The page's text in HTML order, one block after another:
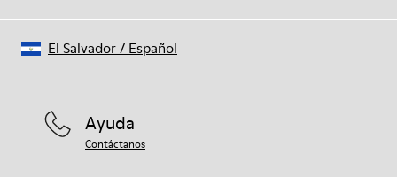
Ayuda
Contáctanos
El Salvador/ Español